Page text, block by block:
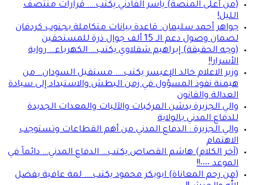
(من أعلى المنصة) ياسر الفادني يكتب…. قرارات منتصف
الليل!
جواهر أحمد سليمان: قاعدة بيانات متكاملة بجنوب كردفان
لضمان وصول دعم الـ 15 ألف جوال ذرة للمستحقين
(وجه الحقيقة) إبراهيم شقلاوي يكتب… الكهرباء… رواية
الأسرار!!
وزير الاعلام خالد الإعيسر يكتب…. مستقبل السودان.. من
هيمنة نفوذ المسؤول في زمن البطش والاستبداد إلى سيادة
العدالة والقانون
والي الجزيرة يدشن المركبات والآليات والمعدات الجديدة
للدفاع المدني بالولاية
والي الجزيرة : الدفاع المدني من أهم القطاعات وتستوجب
الاهتمام
(آخر الكلام) هاشم القصاص يكتب… الدفاع المدني… دائماً في
الموعد ٠٠٠٠!!
(من رحم المعاناة) ابوبكر محمود يكتب…. لمة عافية بفضل